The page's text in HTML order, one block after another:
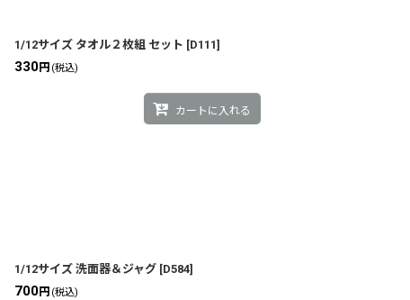
1/12サイズ タオル２枚組 セット [D111]
330円 (税込)
カートに入れる
1/12サイズ 洗面器＆ジャグ [D584]
700円 (税込)